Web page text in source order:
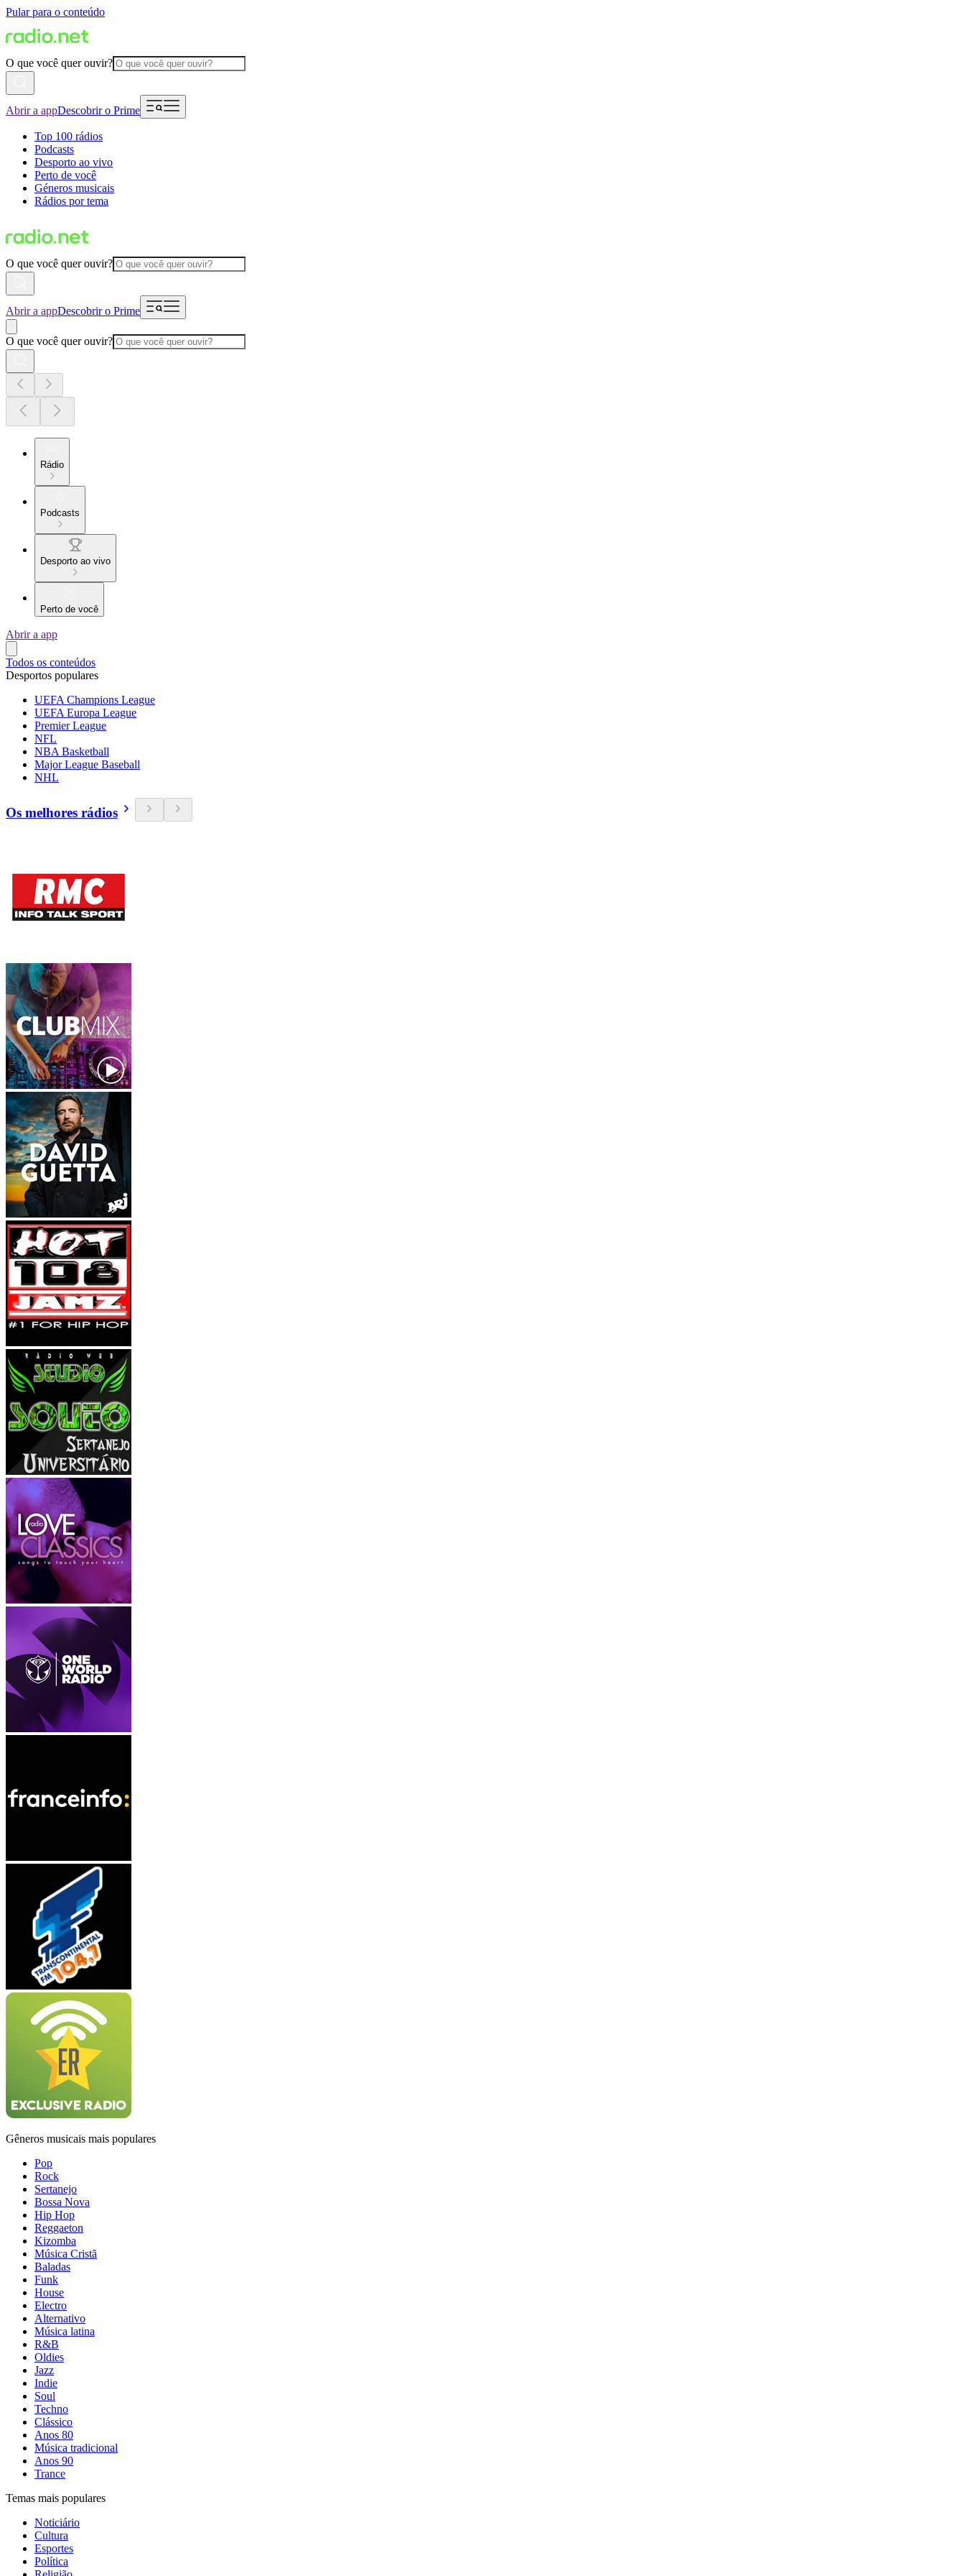
Pular para o conteúdo
O que você quer ouvir?
Abrir a appDescobrir o Prime
Top 100 rádios
Podcasts
Desporto ao vivo
Perto de você
Géneros musicais
Rádios por tema
O que você quer ouvir?
Abrir a appDescobrir o Prime
O que você quer ouvir?
Rádio
Podcasts
Desporto ao vivo
Perto de você
Abrir a app
Todos os conteúdos
Desportos populares
UEFA Champions League
UEFA Europa League
Premier League
NFL
NBA Basketball
Major League Baseball
NHL
Os melhores rádios
Gêneros musicais mais populares
Pop
Rock
Sertanejo
Bossa Nova
Hip Hop
Reggaeton
Kizomba
Música Cristã
Baladas
Funk
House
Electro
Alternativo
Música latina
R&B
Oldies
Jazz
Indie
Soul
Techno
Clássico
Anos 80
Música tradicional
Anos 90
Trance
Temas mais populares
Noticiário
Cultura
Esportes
Política